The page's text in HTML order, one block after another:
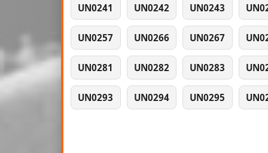
UN0241 UN0242 UN0243
UN0257 UN0266 UN0267
UN0281 UN0282 UN0283
UN0293 UN0294 UN0295